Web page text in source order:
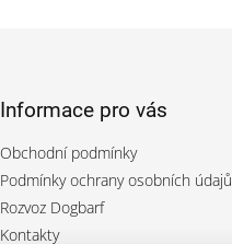
Informace pro vás
Obchodní podmínky
Podmínky ochrany osobních údajů
Rozvoz Dogbarf
Kontakty